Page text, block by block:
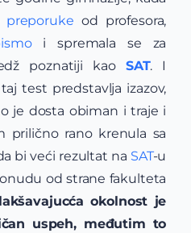
preporuke od profesora,
i spremala se za
poznatiji kao SAT. I
test predstavlja izazov,
je dosta obiman i traje i
prilično rano krenula sa
bi veći rezultat na SAT-u
od strane fakulteta
okolnost je
uspeh, međutim to